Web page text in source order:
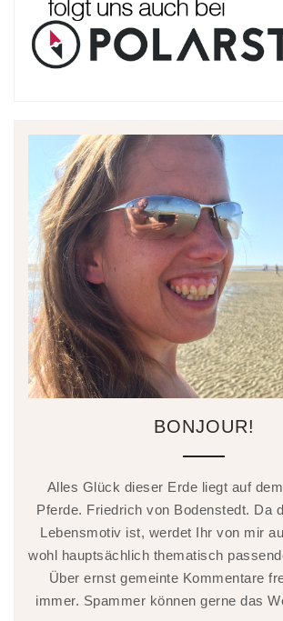
BONJOUR!
Alles Glück dieser Erde liegt auf
Pferde. Friedrich von Bodenstedt. Da
Lebensmotiv ist, werdet Ihr von mir
wohl hauptsächlich thematisch
Über ernst gemeinte Kommentare
immer. Spammer können gerne das